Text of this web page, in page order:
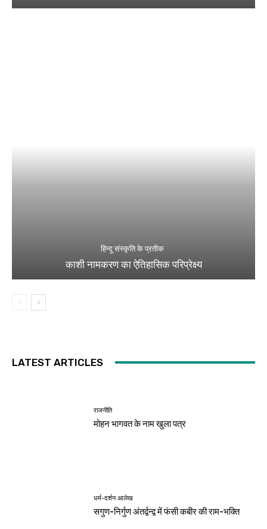
हिन्दू संस्कृति के प्रतीक
काशी नामकरण का ऐतिहासिक परिप्रेक्ष्य
LATEST ARTICLES
राजनीति
मोहन भागवत के नाम खुला पत्र
धर्म-दर्शन आलेख
सगुण-निर्गुण अंतर्द्वन्द्व में फंसी कबीर की राम-भक्ति